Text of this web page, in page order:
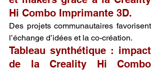
Hi Combo Imprimante 3D.
Des projets communautaires favorisent
l’échange d’idées et la co-création.
Tableau synthétique : impact
de la Creality Hi Combo